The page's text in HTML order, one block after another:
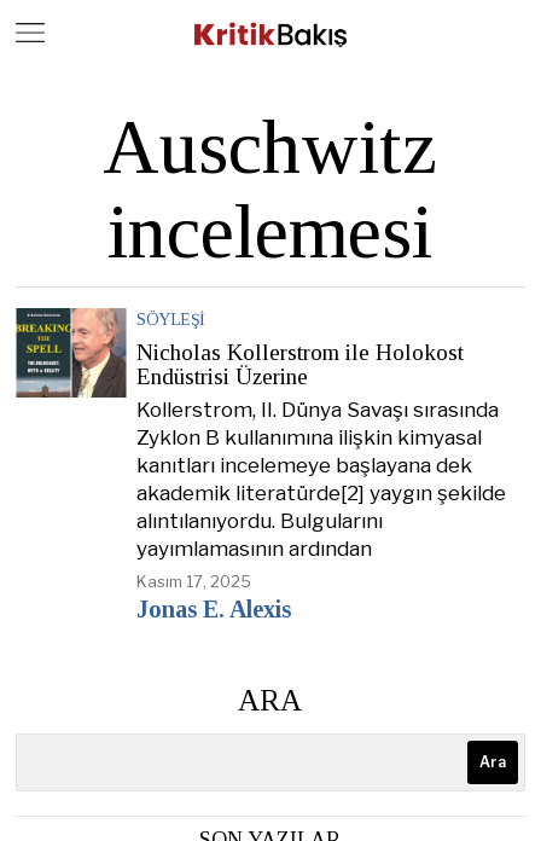
Auschwitz
incelemesi
SÖYLEŞI
Nicholas Kollerstrom ile Holokost
Endüstrisi Üzerine
Kollerstrom, II. Dünya Savaşı sırasında
Zyklon B kullanımına ilişkin kimyasal
kanıtları incelemeye başlayana dek
akademik literatürde[2] yaygın şekilde
alıntılanıyordu. Bulgularını
yayımlamasının ardından
Kasım 17, 2025
Jonas E. Alexis
ARA
Ara